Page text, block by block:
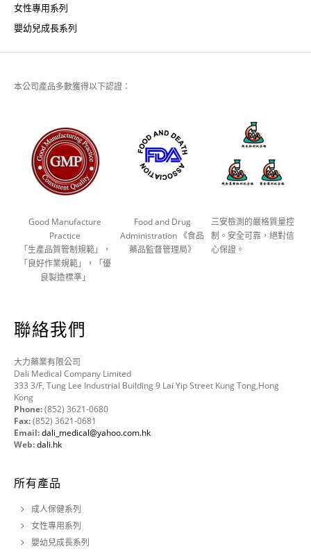
女性專用系列
嬰幼兒成長系列
本公司產品多數獲得以下認證：
Good Manufacture
Practice
「生產品質管制規範」，
「良好作業規範」，「優
良製造標準」
Food and Drug
Administration 《食品
藥品監督管理局》
三安檢測的嚴格質量控
制。安全可靠，絕對信
心保證。
聯絡我們
大力藥業有限公司
Dali Medical Company Limited
333 3/F, Tung Lee Industrial Building 9 Lai Yip Street Kung Tong,Hong
Kong
Phone:(852) 3621-0680
Fax:(852) 3621-0681
Email:dali_medical@yahoo.com.hk
Web:dali.hk
所有產品
成人保健系列
女性專用系列
嬰幼兒成長系列